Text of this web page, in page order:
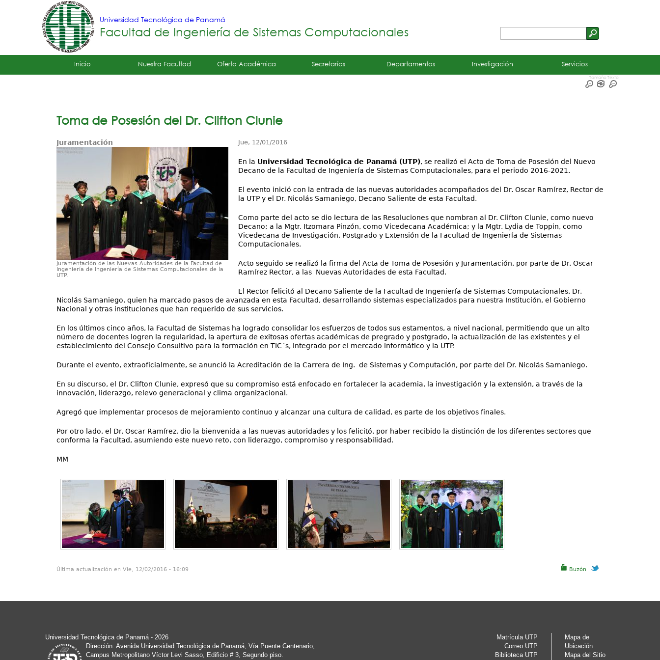
de
Universidad Tecnológica de Panamá
Facultad de Ingeniería de Sistemas Computacionales
TropicalInicio Nuestra Facultad Oferta Académica Secretarías Departamentos Investigación Servicios
Tamaño Texto
Toma de Posesión del Dr. Clifton Clunie
Juramentación
Juramentación de las Nuevas Autoridades de la Facultad de
Ingeniería de Ingeniería de Sistemas Computacionales de la
UTP.
Jue, 12/01/2016
En la Universidad Tecnológica de Panamá (UTP), se realizó el Acto de Toma de Posesión del Nuevo
Decano de la Facultad de Ingeniería de Sistemas Computacionales, para el periodo 2016-2021.
El evento inició con la entrada de las nuevas autoridades acompañados del Dr. Oscar Ramírez, Rector de
la UTP y el Dr. Nicolás Samaniego, Decano Saliente de esta Facultad.
Como parte del acto se dio lectura de las Resoluciones que nombran al Dr. Clifton Clunie, como nuevo
Decano; a la Mgtr. Itzomara Pinzón, como Vicedecana Académica; y la Mgtr. Lydia de Toppin, como
Vicedecana de Investigación, Postgrado y Extensión de la Facultad de Ingeniería de Sistemas
Computacionales.
Acto seguido se realizó la firma del Acta de Toma de Posesión y Juramentación, por parte de Dr. Oscar
Ramírez Rector, a las Nuevas Autoridades de esta Facultad.
El Rector felicitó al Decano Saliente de la Facultad de Ingeniería de Sistemas Computacionales, Dr.
Nicolás Samaniego, quien ha marcado pasos de avanzada en esta Facultad, desarrollando sistemas especializados para nuestra Institución, el Gobierno
Nacional y otras instituciones que han requerido de sus servicios.
En los últimos cinco años, la Facultad de Sistemas ha logrado consolidar los esfuerzos de todos sus estamentos, a nivel nacional, permitiendo que un alto
número de docentes logren la regularidad, la apertura de exitosas ofertas académicas de pregrado y postgrado, la actualización de las existentes y el
establecimiento del Consejo Consultivo para la formación en TIC´s, integrado por el mercado informático y la UTP.
Durante el evento, extraoficialmente, se anunció la Acreditación de la Carrera de Ing. de Sistemas y Computación, por parte del Dr. Nicolás Samaniego.
En su discurso, el Dr. Clifton Clunie, expresó que su compromiso está enfocado en fortalecer la academia, la investigación y la extensión, a través de la
innovación, liderazgo, relevo generacional y clima organizacional.
Agregó que implementar procesos de mejoramiento continuo y alcanzar una cultura de calidad, es parte de los objetivos finales.
Por otro lado, el Dr. Oscar Ramírez, dio la bienvenida a las nuevas autoridades y los felicitó, por haber recibido la distinción de los diferentes sectores que
conforma la Facultad, asumiendo este nuevo reto, con liderazgo, compromiso y responsabilidad.
MM
Buzón
Última actualización en Vie, 12/02/2016 - 16:09
Universidad Tecnológica de Panamá- 2026
Dirección: Avenida Universidad Tecnológica de Panamá, Vía Puente Centenario,
Campus Metropolitano Víctor Levi Sasso, Edificio # 3, Segundo piso.
Matrícula UTP
Correo UTP
Biblioteca UTP
Mapa de
Ubicación
Mapa del Sitio